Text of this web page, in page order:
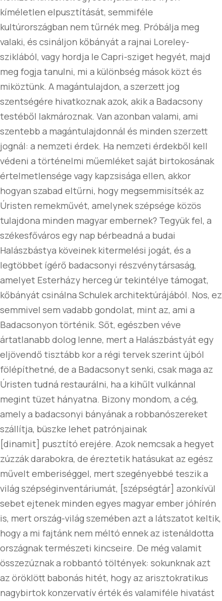
kíméletlen elpusztítását, semmiféle
kultúrországban nem tűrnék meg. Próbálja meg
valaki, és csináljon kőbányát a rajnai Loreley-
sziklából, vagy hordja le Capri-sziget hegyét, majd
meg fogja tanulni, mi a különbség mások közt és
miköztünk. A magántulajdon, a szerzett jog
szentségére hivatkoznak azok, akik a Badacsony
testéből lakmároznak. Van azonban valami, ami
szentebb a magántulajdonnál és minden szerzett
jognál: a nemzeti érdek. Ha nemzeti érdekből kell
védeni a történelmi műemléket saját birtokosának
értelmetlensége vagy kapzsisága ellen, akkor
hogyan szabad eltűrni, hogy megsemmisítsék az
Úristen remekművét, amelynek szépsége közös
tulajdona minden magyar embernek? Tegyük fel, a
székesfőváros egy nap bérbeadná a budai
Halászbástya köveinek kitermelési jogát, és a
legtöbbet ígérő badacsonyi részvénytársaság,
amelyet Esterházy herceg úr tekintélye támogat,
kőbányát csinálna Schulek architektúrájából. Nos, ez
semmivel sem vadabb gondolat, mint az, ami a
Badacsonyon történik. Sőt, egészben véve
ártatlanabb dolog lenne, mert a Halászbástyát egy
eljövendő tisztább kor a régi tervek szerint újból
fölépíthetné, de a Badacsonyt senki, csak maga az
Úristen tudná restaurálni, ha a kihűlt vulkánnal
megint tüzet hányatna. Bizony mondom, a cég,
amely a badacsonyi bányának a robbanószereket
szállítja, büszke lehet patrónjainak
[dinamit] pusztító erejére. Azok nemcsak a hegyet
zúzzák darabokra, de éreztetik hatásukat az egész
művelt emberiséggel, mert szegényebbé teszik a
világ szépséginventáriumát, [szépségtár] azonkívül
sebet ejtenek minden egyes magyar ember jóhírén
is, mert ország-világ szemében azt a látszatot keltik,
hogy a mi fajtánk nem méltó ennek az istenáldotta
országnak természeti kincseire. De még valamit
összezúznak a robbantó töltények: sokunknak azt
az öröklött babonás hitét, hogy az arisztokratikus
nagybirtok konzervatív érték és valamiféle hivatást